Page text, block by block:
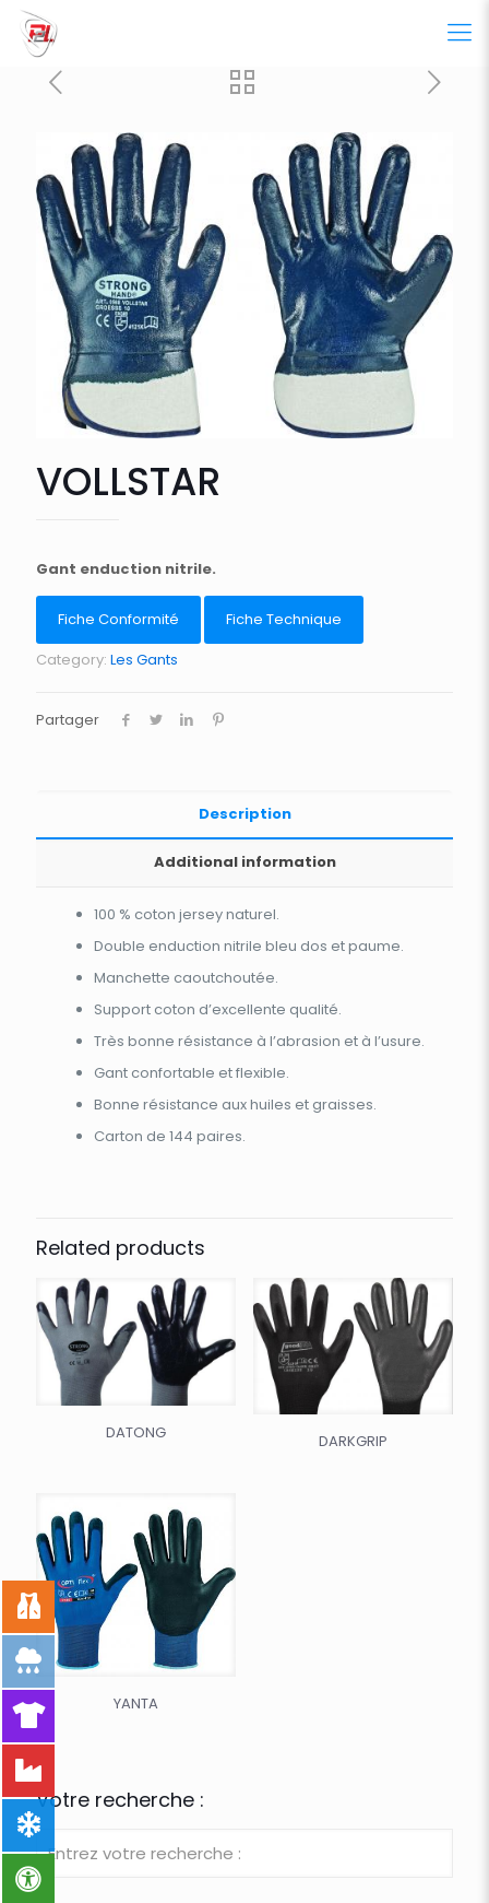
VOLLSTAR
Gant enduction nitrile.
Fiche Conformité
Fiche Technique
Category: Les Gants
Partager
Description
Additional information
100 % coton jersey naturel.
Double enduction nitrile bleu dos et paume.
Manchette caoutchoutée.
Support coton d’excellente qualité.
Très bonne résistance à l’abrasion et à l’usure.
Gant confortable et flexible.
Bonne résistance aux huiles et graisses.
Carton de 144 paires.
Related products
DATONG DARKGRIP
YANTA
Votre recherche :